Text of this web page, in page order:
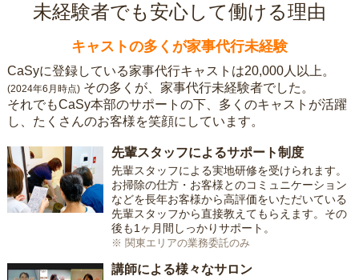
未経験者でも安心して働ける理由
キャストの多くが家事代行未経験
CaSyに登録している家事代行キャストは20,000人以上。
(2024年6月時点) その多くが、家事代行未経験者でした。
それでもCaSy本部のサポートの下、多くのキャストが活躍
し、たくさんのお客様を笑顔にしています。
先輩スタッフによるサポート制度
先輩スタッフによる実地研修を受けられます。
お掃除の仕方・お客様とのコミュニケーション
などを長年お客様から高評価をいただいている
先輩スタッフから直接教えてもらえます。その
後も1ヶ月間しっかりサポート。
※ 関東エリアの業務委託のみ
講師による様々なサロン